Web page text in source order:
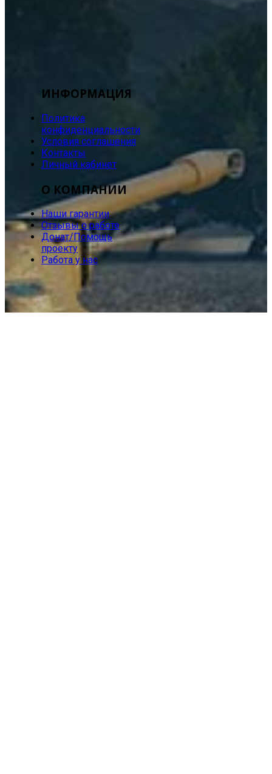
ИНФОРМАЦИЯ
Политика
конфиденциальности
Условия соглашения
Контакты
Личный кабинет
О КОМПАНИИ
Наши гарантии
Отзывы о работе
Донат/Помощь
проекту
Работа у нас